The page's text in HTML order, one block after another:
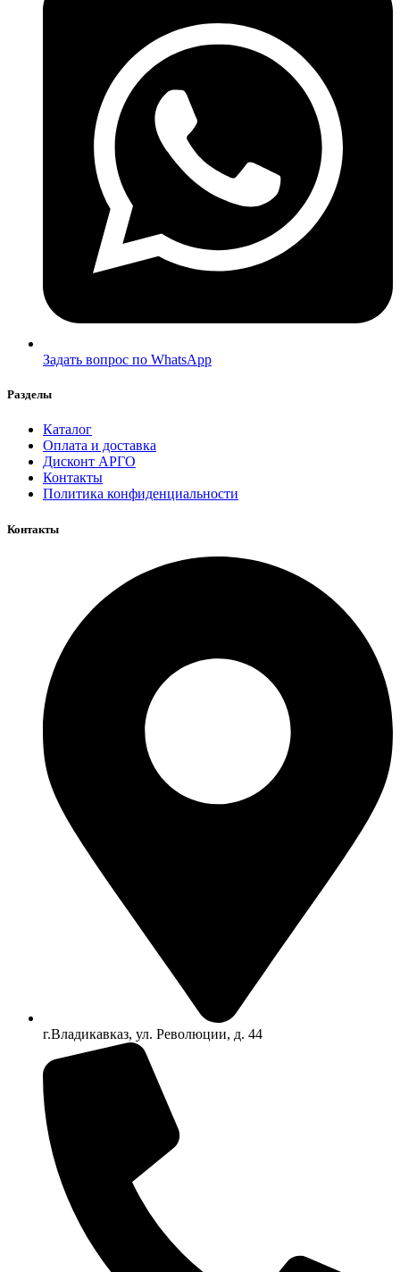
Задать вопрос по WhatsApp
Разделы
Каталог
Оплата и доставка
Дисконт АРГО
Контакты
Политика конфиденциальности
Контакты
г.Владикавказ, ул. Революции, д. 44